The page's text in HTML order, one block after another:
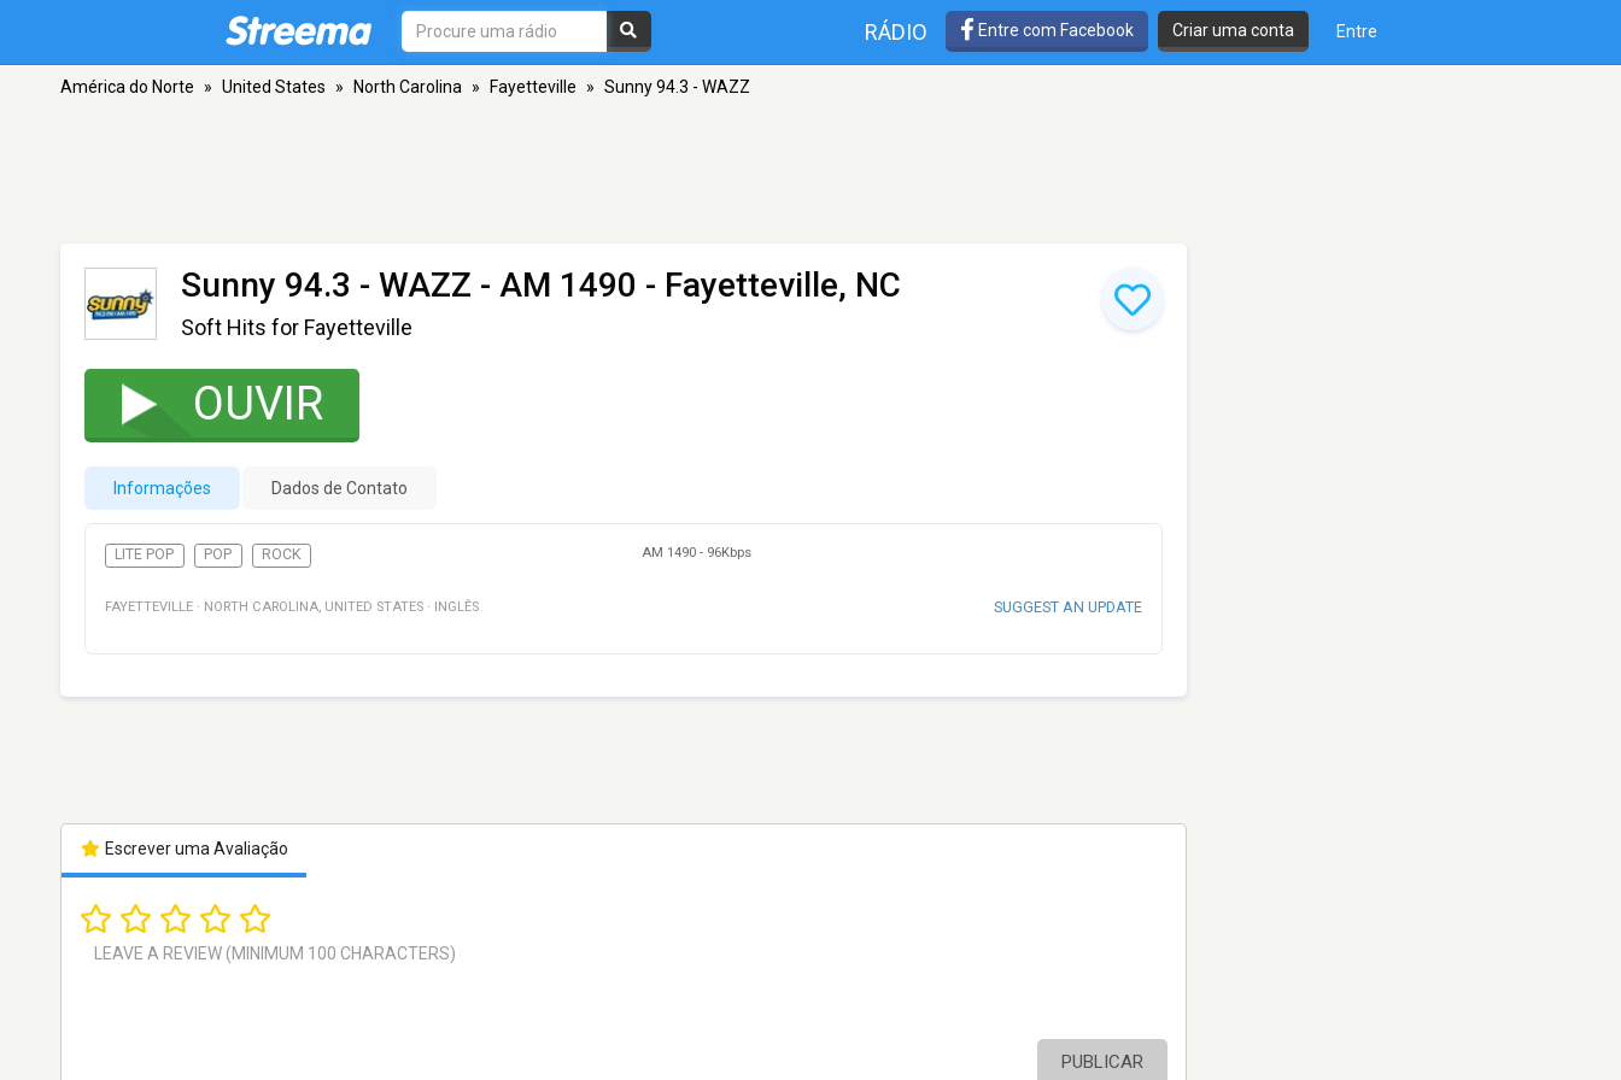
RÁDIO Entre com Facebook Criar uma conta Entre
América do Norte » United States » North Carolina » Fayetteville » Sunny 94.3 - WAZZ
Sunny 94.3 - WAZZ - AM 1490 - Fayetteville, NC
Soft Hits for Fayetteville
OUVIR
Informações Dados de Contato
LITE POP POP ROCK AM 1490 - 96Kbps
FAYETTEVILLE · NORTH CAROLINA, UNITED STATES · INGLÊS SUGGEST AN UPDATE
Escrever uma Avaliação
PUBLICAR